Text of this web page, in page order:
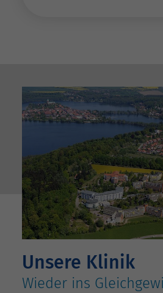
Unsere Klinik
Wieder ins